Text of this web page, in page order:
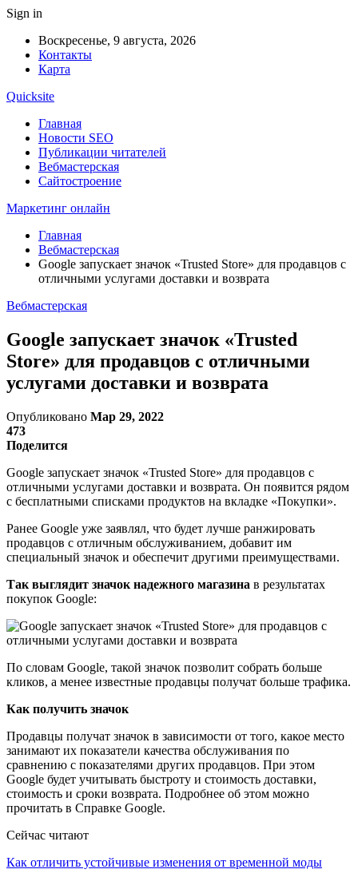
Sign in
Воскресенье, 9 августа, 2026
Контакты
Карта
Quicksite
Главная
Новости SEO
Публикации читателей
Вебмастерская
Сайтостроение
Маркетинг онлайн
Главная
Вебмастерская
Google запускает значок «Trusted Store» для продавцов с
отличными услугами доставки и возврата
Вебмастерская
Google запускает значок «Trusted
Store» для продавцов с отличными
услугами доставки и возврата
Опубликовано Мар 29, 2022
473
Поделится
Google запускает значок «Trusted Store» для продавцов с
отличными услугами доставки и возврата. Он появится рядом
с бесплатными списками продуктов на вкладке «Покупки».
Ранее Google уже заявлял, что будет лучше ранжировать
продавцов с отличным обслуживанием, добавит им
специальный значок и обеспечит другими преимуществами.
Так выглядит значок надежного магазина в результатах
покупок Google:
По словам Google, такой значок позволит собрать больше
кликов, а менее известные продавцы получат больше трафика.
Как получить значок
Продавцы получат значок в зависимости от того, какое место
занимают их показатели качества обслуживания по
сравнению с показателями других продавцов. При этом
Google будет учитывать быстроту и стоимость доставки,
стоимость и сроки возврата. Подробнее об этом можно
прочитать в Справке Google.
Сейчас читают
Как отличить устойчивые изменения от временной моды